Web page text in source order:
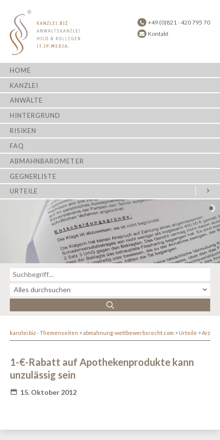
+49 (0)821 - 420 795 70
Kontakt
HOME
KANZLEI
ANWÄLTE
HINTERGRUND
RISIKEN
FAQ
ABMAHNBAROMETER
GEGNERLISTE
URTEILE
kanzlei.biz - Themenseiten abmahnung-wettbewerbsrecht.com Urteile
1-€-Rabatt auf Apothekenprodukte kann
unzulässig sein
15. Oktober 2012